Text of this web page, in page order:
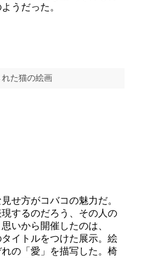
うだった。
た猫の絵画
せ方がコバコの魅力だ。
現するのだろう、その人の
いから開催したのは、
タイトルをつけた展示。絵
の「愛」を描写した。椅